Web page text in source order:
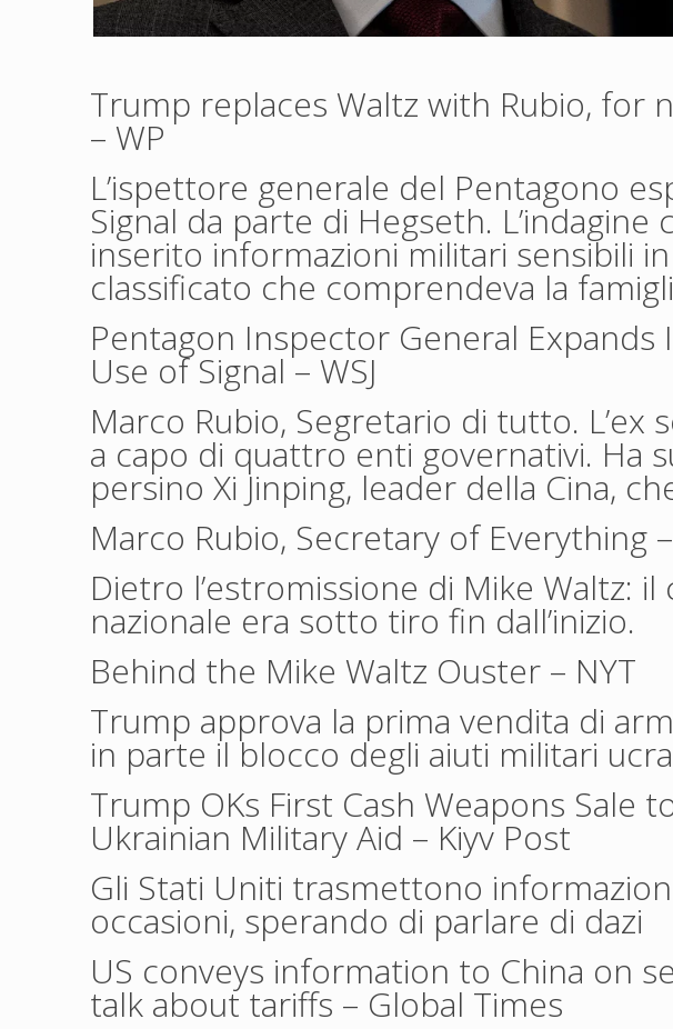
Trump replaces Waltz with Rubio, for
– WP
L’ispettore generale del Pentagono
Signal da parte di Hegseth.
inserito informazioni militari sensibili
classificato che comprendeva la
Pentagon Inspector General Expands
Use of Signal– WSJ
Marco Rubio, Segretario di tutto. L’ex
a capo di quattro enti governativi. Ha
persino Xi Jinping, leader della Cina,
Marco Rubio, Secretary of Everything
Dietro l’estromissione di Mike Waltz:
nazionale era sotto tiro fin dall’inizio.
Behind the Mike Waltz Ouster – NYT
Trump approva la prima vendita di
in parte il blocco degli aiuti militari
Trump OKs First Cash Weapons Sale
Ukrainian Military Aid – Kiyv Post
Gli Stati Uniti trasmettono
occasioni, sperando di parlare di dazi
US conveys information to China on
talk about tariffs – Global Times